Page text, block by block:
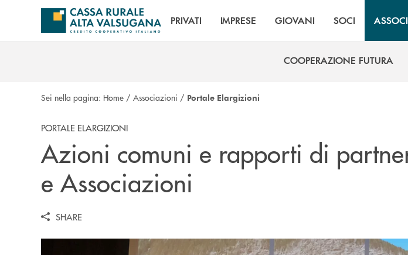
Salta al contenuto principale
PRIVATI IMPRESE GIOVANI SOCI
COOPERAZIONE FUTURA
Sei nella pagina: Home / Associazioni / Portale Elargizioni
PORTALE ELARGIZIONI
Azioni comuni e rapporti di
e Associazioni
SHARE